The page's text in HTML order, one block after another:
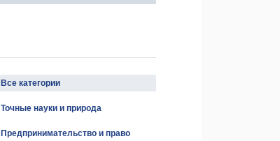
Все категории
Точные науки и природа
Предпринимательство и право